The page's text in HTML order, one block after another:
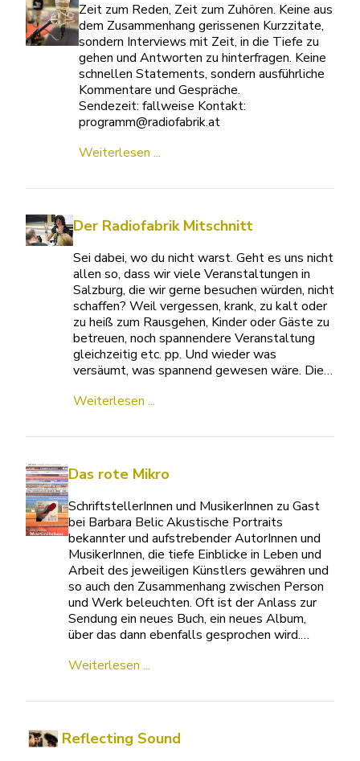
Zeit zum Reden, Zeit zum Zuhören. Keine aus
dem Zusammenhang gerissenen Kurzzitate,
sondern Interviews mit Zeit, in die Tiefe zu
gehen und Antworten zu hinterfragen. Keine
schnellen Statements, sondern ausführliche
Kommentare und Gespräche.
Sendezeit: fallweise Kontakt:
programm@radiofabrik.at
Weiterlesen ...
Der Radiofabrik Mitschnitt
Sei dabei, wo du nicht warst. Geht es uns nicht
allen so, dass wir viele Veranstaltungen in
Salzburg, die wir gerne besuchen würden, nicht
schaffen? Weil vergessen, krank, zu kalt oder
zu heiß zum Rausgehen, Kinder oder Gäste zu
betreuen, noch spannendere Veranstaltung
gleichzeitig etc. pp. Und wieder was
versäumt, was spannend gewesen wäre. Die…
Weiterlesen ...
Das rote Mikro
SchriftstellerInnen und MusikerInnen zu Gast
bei Barbara Belic Akustische Portraits
bekannter und aufstrebender AutorInnen und
MusikerInnen, die tiefe Einblicke in Leben und
Arbeit des jeweiligen Künstlers gewähren und
so auch den Zusammenhang zwischen Person
und Werk beleuchten. Oft ist der Anlass zur
Sendung ein neues Buch, ein neues Album,
über das dann ebenfalls gesprochen wird.…
Weiterlesen ...
Reflecting Sound